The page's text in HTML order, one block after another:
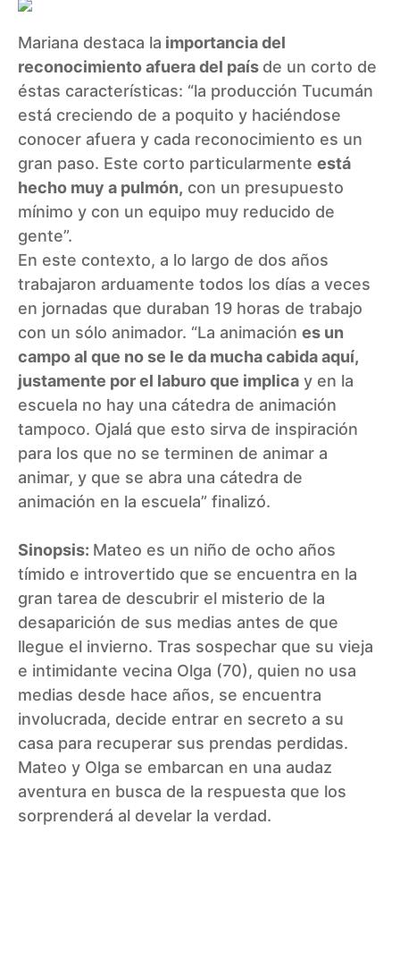
Mariana destaca la importancia del
reconocimiento afuera del país de un corto de
éstas características: “la producción Tucumán
está creciendo de a poquito y haciéndose
conocer afuera y cada reconocimiento es un
gran paso. Este corto particularmente está
hecho muy a pulmón, con un presupuesto
mínimo y con un equipo muy reducido de
gente”.
En este contexto, a lo largo de dos años
trabajaron arduamente todos los días a veces
en jornadas que duraban 19 horas de trabajo
con un sólo animador. “La animación es un
campo al que no se le da mucha cabida aquí,
justamente por el laburo que implica y en la
escuela no hay una cátedra de animación
tampoco. Ojalá que esto sirva de inspiración
para los que no se terminen de animar a
animar, y que se abra una cátedra de
animación en la escuela” finalizó.
Sinopsis: Mateo es un niño de ocho años
tímido e introvertido que se encuentra en la
gran tarea de descubrir el misterio de la
desaparición de sus medias antes de que
llegue el invierno. Tras sospechar que su vieja
e intimidante vecina Olga (70), quien no usa
medias desde hace años, se encuentra
involucrada, decide entrar en secreto a su
casa para recuperar sus prendas perdidas.
Mateo y Olga se embarcan en una audaz
aventura en busca de la respuesta que los
sorprenderá al develar la verdad.